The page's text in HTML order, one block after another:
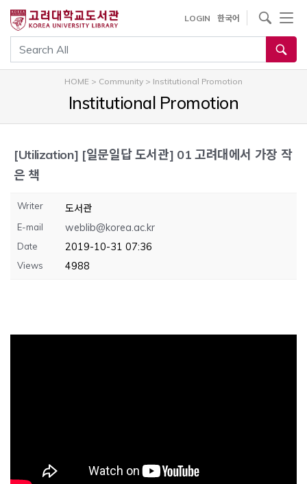
건
기
통합검색
LOGIN 한국어
사이트내 검색
HOME > Community > Institutional Promotion
Institutional Promotion
[Utilization] [일문일답 도서관] 01 고려대에서 가장 작
은 책
Writer 도서관
E-mail weblib@korea.ac.kr
Date 2019-10-31 07:36
Views 4988